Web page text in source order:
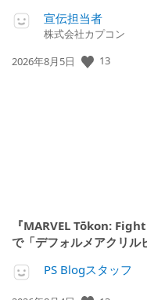
宣伝担当者
株式会社カプコン
公
2026年8月5日 13
『MARVEL Tōkon:
で「デフォルメアクリル
PS Blogスタッフ